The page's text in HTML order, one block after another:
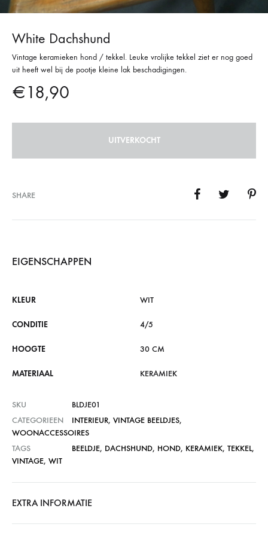
White Dachshund
Vintage keramieken hond / tekkel. Leuke vrolijke tekkel ziet er nog goed
uit heeft wel bij de pootje kleine lak beschadigingen.
€18,90
UITVERKOCHT
SHARE
EIGENSCHAPPEN
KLEUR WIT
CONDITIE 4/5
HOOGTE 30 CM
MATERIAAL KERAMIEK
SKU
BLDJE01
CATEGORIEEN
INTERIEUR, VINTAGE BEELDJES,
WOONACCESSOIRES
TAGS
BEELDJE, DACHSHUND, HOND, KERAMIEK, TEKKEL,
VINTAGE, WIT
EXTRA INFORMATIE